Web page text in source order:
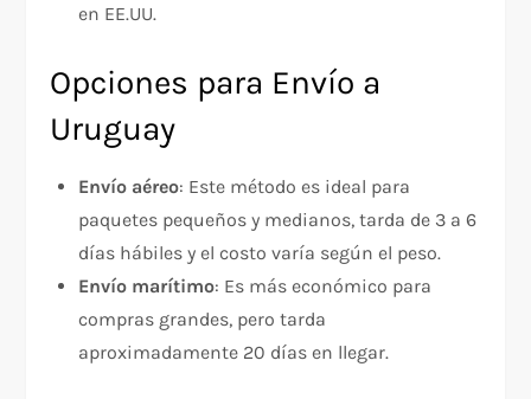
en EE.UU.
Opciones para Envío a
Uruguay
Envío aéreo: Este método es ideal para
paquetes pequeños y medianos, tarda de 3 a 6
días hábiles y el costo varía según el peso.
Envío marítimo: Es más económico para
compras grandes, pero tarda
aproximadamente 20 días en llegar.